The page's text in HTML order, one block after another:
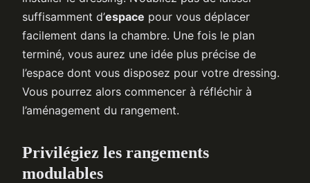
suffisamment d’espace pour vous déplacer
facilement dans la chambre. Une fois le plan
terminé, vous aurez une idée plus précise de
l’espace dont vous disposez pour votre dressing.
Vous pourrez alors commencer à réfléchir à
l’aménagement du rangement.
Privilégiez les rangements
modulables